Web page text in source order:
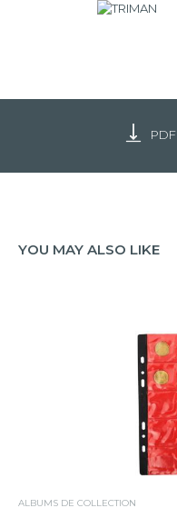
PDF
YOU MAY ALSO LIKE
ALBUMS DE COLLECTION